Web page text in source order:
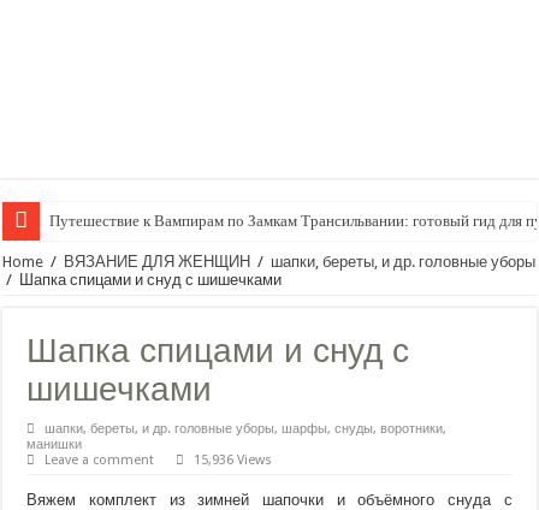
Путешествие к Вампирам по Замкам Трансильвании: готовый гид для
Home / ВЯЗАНИЕ ДЛЯ ЖЕНЩИН / шапки, береты, и др. головные уборы
/ Шапка спицами и снуд с шишечками
Шапка спицами и снуд с
шишечками
шапки, береты, и др. головные уборы,шарфы, снуды, воротники,
манишки
Leave a comment
15,936 Views
Вяжем комплект из зимней шапочки и объёмного снуда с